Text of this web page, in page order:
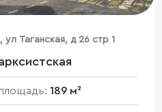
ул Таганская, д 26 стр 1
189 м²